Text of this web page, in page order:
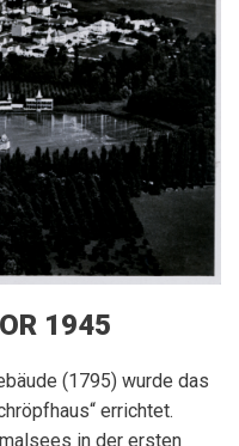
1945
(1795) wurde das
errichtet.
in der ersten